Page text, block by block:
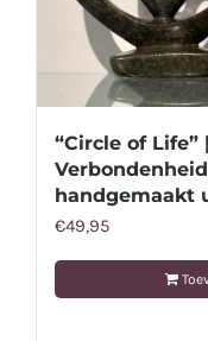
“Circle of Life”
handgemaakt
€49,95